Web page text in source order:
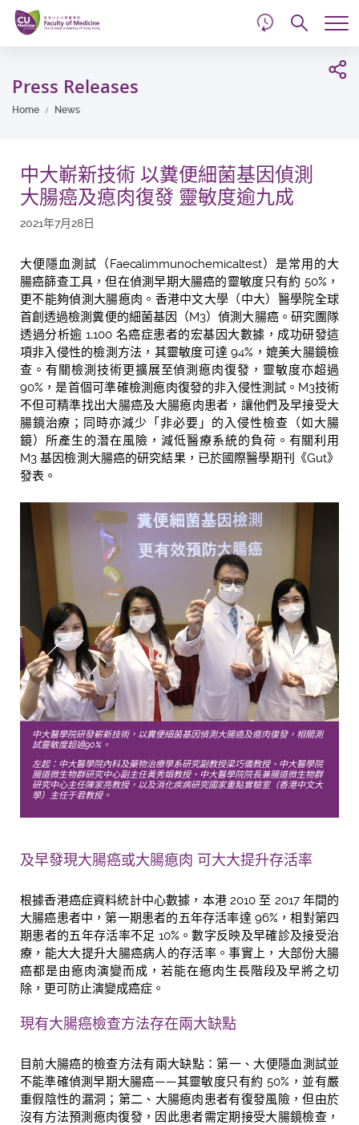
Skip
main
content
Press Releases
Home News
中大嶄新技術 以糞便細菌基因偵測
大腸癌及瘜肉復發 靈敏度逾九成
2021年7月28日
大便隱血測試（Faecalimmunochemicaltest）是常用的大
腸癌篩查工具，但在偵測早期大腸癌的靈敏度只有約 50%，
更不能夠偵測大腸瘜肉。香港中文大學（中大）醫學院全球
首創透過檢測糞便的細菌基因（M3）偵測大腸癌。研究團隊
透過分析逾 1,100 名癌症患者的宏基因大數據，成功研發這
項非入侵性的檢測方法，其靈敏度可達 94%，媲美大腸鏡檢
查。有關檢測技術更擴展至偵測瘜肉復發，靈敏度亦超過
90%，是首個可準確檢測瘜肉復發的非入侵性測試。 M3技術
不但可精準找出大腸癌及大腸瘜肉患者，讓他們及早接受大
腸鏡治療；同時亦減少「非必要」的入侵性檢查（如大腸
鏡）所產生的潛在風險，減低醫療系統的負荷。 有關利用
M3 基因檢測大腸癌的研究結果，已於國際醫學期刊《Gut》
發表。
中大醫學院研發嶄新技術，以糞便細菌基因偵測大腸癌及瘜肉復發，相關測
試靈敏度超過90%。
左起：中大醫學院內科及藥物治療學系研究副教授梁巧儀教授、中大醫學院
腸道微生物群研究中心副主任黃秀娟教授、中大醫學院院長兼腸道微生物群
研究中心主任陳家亮教授，以及消化疾病研究國家重點實驗室（香港中文大
學）主任于君教授。
及早發現大腸癌或大腸瘜肉 可大大提升存活率
根據香港癌症資料統計中心數據，本港 2010 至 2017 年間的
大腸癌患者中，第一期患者的五年存活率達 96%，相對第四
期患者的五年存活率不足 10%。數字反映及早確診及接受治
療，能大大提升大腸癌病人的存活率。事實上，大部份大腸
癌都是由瘜肉演變而成，若能在瘜肉生長階段及早將之切
除，更可防止演變成癌症。
現有大腸癌檢查方法存在兩大缺點
目前大腸癌的檢查方法有兩大缺點：第一、大便隱血測試並
不能準確偵測早期大腸癌——其靈敏度只有約 50%，並有嚴
重假陰性的漏洞；第二、大腸瘜肉患者有復發風險，但由於
沒有方法預測瘜肉復發，因此患者需定期接受大腸鏡檢查，